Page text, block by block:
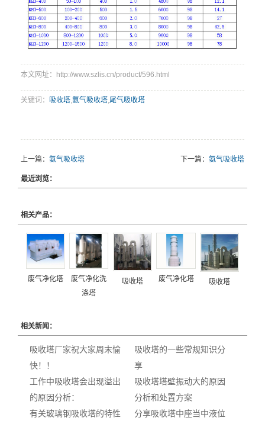
本文网址：http://www.szlis.cn/product/596.html
关键词： 吸收塔,氨气吸收塔,尾气吸收塔
上一篇： 氨气吸收塔 下一篇： 氨气吸收塔
最近浏览：
相关产品：
废气净化塔
废气净化洗
涤塔
吸收塔 废气净化塔 吸收塔
相关新闻：
吸收塔厂家祝大家周末愉
快！！
吸收塔的一些常规知识分
享
工作中吸收塔会出现溢出
的原因分析：
吸收塔塔壁振动大的原因
分析和处置方案
有关玻璃钢吸收塔的特性
分享吸收塔中座当中液位